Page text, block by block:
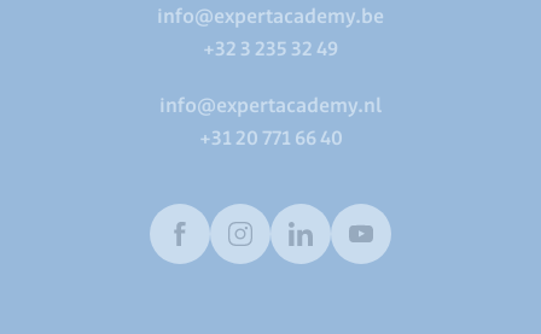
info@expertacademy.be
+32 3 235 32 49
info@expertacademy.nl
+31 20 771 66 40
FacebookInstagramLinkedInYoutube